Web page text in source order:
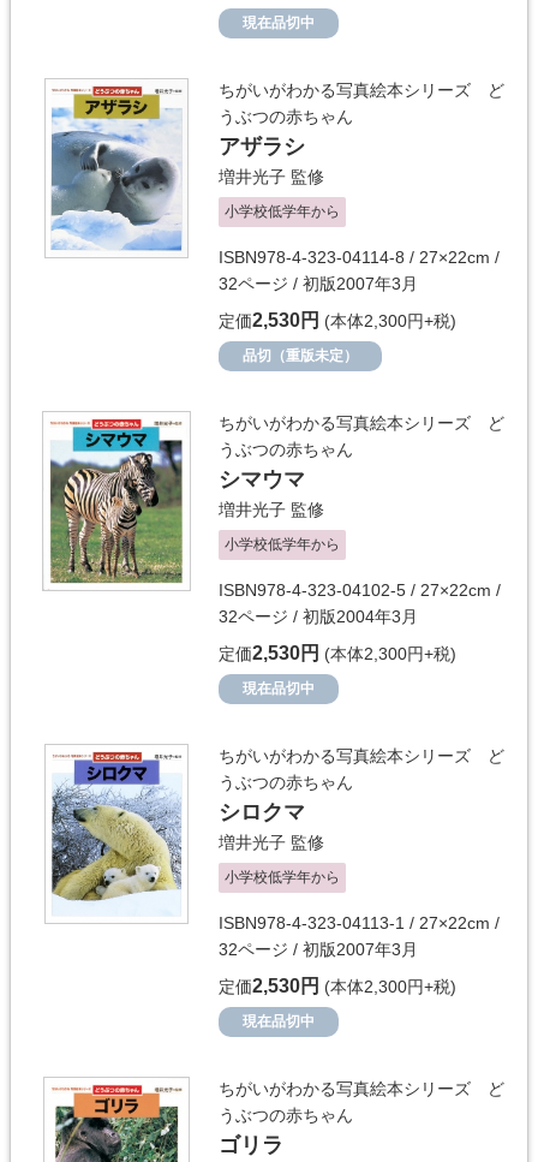
現在品切中
ちがいがわかる写真絵本シリーズ ど
うぶつの赤ちゃん
アザラシ
増井光子 監修
小学校低学年から
ISBN978-4-323-04114-8 / 27×22cm /
32ページ / 初版2007年3月
定価2,530円 (本体2,300円+税)
品切（重版未定）
ちがいがわかる写真絵本シリーズ ど
うぶつの赤ちゃん
シマウマ
増井光子 監修
小学校低学年から
ISBN978-4-323-04102-5 / 27×22cm /
32ページ / 初版2004年3月
定価2,530円 (本体2,300円+税)
現在品切中
ちがいがわかる写真絵本シリーズ ど
うぶつの赤ちゃん
シロクマ
増井光子 監修
小学校低学年から
ISBN978-4-323-04113-1 / 27×22cm /
32ページ / 初版2007年3月
定価2,530円 (本体2,300円+税)
現在品切中
ちがいがわかる写真絵本シリーズ ど
うぶつの赤ちゃん
ゴリラ